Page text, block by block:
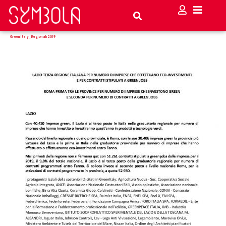
GreenItaly_Regionali2019